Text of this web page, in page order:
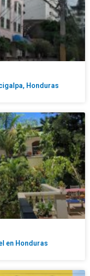
Honduras
en Honduras